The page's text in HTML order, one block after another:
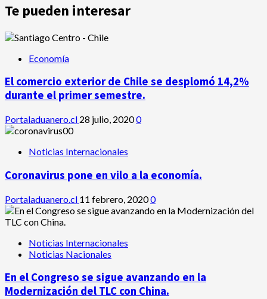
Te pueden interesar
Economía
El comercio exterior de Chile se desplomó 14,2%
durante el primer semestre.
Portaladuanero.cl 28 julio, 20200
Noticias Internacionales
Coronavirus pone en vilo a la economía.
Portaladuanero.cl 11 febrero, 20200
Noticias Internacionales
Noticias Nacionales
En el Congreso se sigue avanzando en la
Modernización del TLC con China.